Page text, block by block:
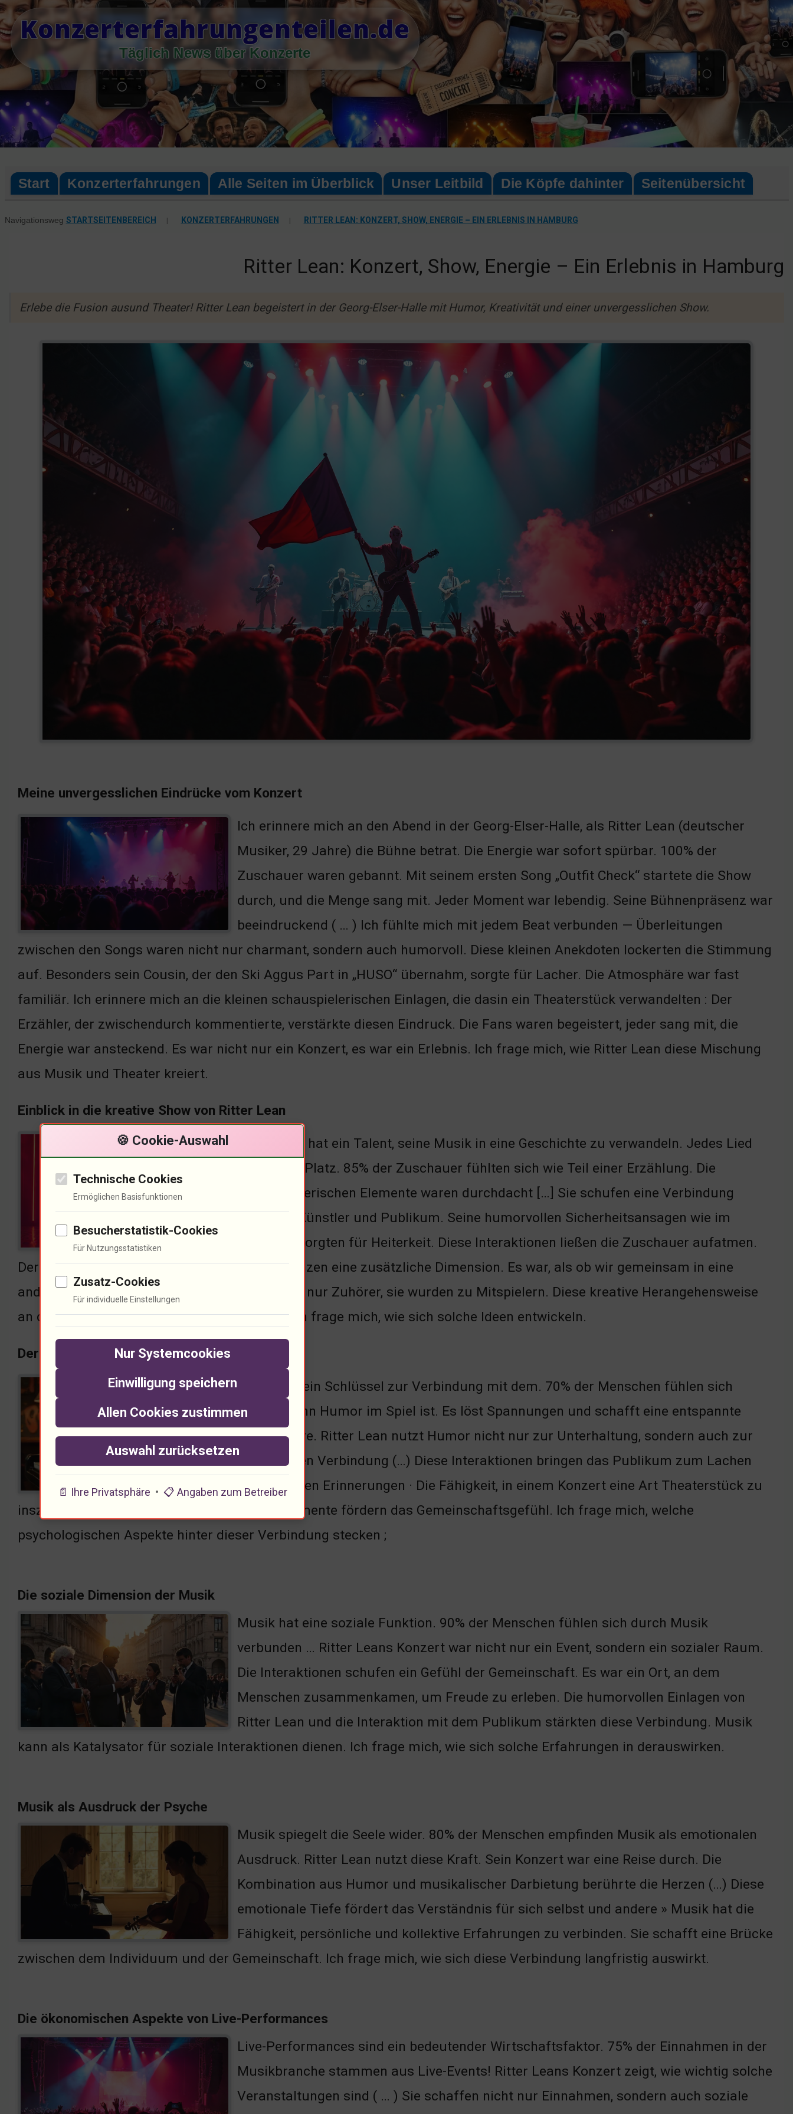
Skip
to
content
Konzerterfahrungenteilen.de
Täglich News über Konzerte
Start Konzerterfahrungen Alle Seiten im Überblick Unser Leitbild Die Köpfe dahinter Seitenübersicht
Navigationsweg STARTSEITENBEREICH | KONZERTERFAHRUNGEN | RITTER LEAN: KONZERT, SHOW, ENERGIE – EIN ERLEBNIS IN HAMBURG
Ritter Lean: Konzert, Show, Energie – Ein Erlebnis in Hamburg
Erlebe die Fusion ausund Theater! Ritter Lean begeistert in der Georg-Elser-Halle mit Humor, Kreativität und einer unvergesslichen Show.
Meine unvergesslichen Eindrücke vom Konzert
Ich erinnere mich an den Abend in der Georg-Elser-Halle, als Ritter Lean (deutscher
Musiker, 29 Jahre) die Bühne betrat. Die Energie war sofort spürbar. 100% der
Zuschauer waren gebannt. Mit seinem ersten Song „Outfit Check“ startete die Show
durch, und die Menge sang mit. Jeder Moment war lebendig. Seine Bühnenpräsenz war
beeindruckend ( … ) Ich fühlte mich mit jedem Beat verbunden — Überleitungen
zwischen den Songs waren nicht nur charmant, sondern auch humorvoll. Diese kleinen Anekdoten lockerten die Stimmung
auf. Besonders sein Cousin, der den Ski Aggus Part in „HUSO“ übernahm, sorgte für Lacher. Die Atmosphäre war fast
familiär. Ich erinnere mich an die kleinen schauspielerischen Einlagen, die dasin ein Theaterstück verwandelten : Der
Erzähler, der zwischendurch kommentierte, verstärkte diesen Eindruck. Die Fans waren begeistert, jeder sang mit, die
Energie war ansteckend. Es war nicht nur ein Konzert, es war ein Erlebnis. Ich frage mich, wie Ritter Lean diese Mischung
aus Musik und Theater kreiert.
Einblick in die kreative Show von Ritter Lean
Ritter Lean hat ein Talent, seine Musik in eine Geschichte zu verwandeln. Jedes Lied
hat seinen Platz. 85% der Zuschauer fühlten sich wie Teil einer Erzählung. Die
schauspielerischen Elemente waren durchdacht […] Sie schufen eine Verbindung
zwischen Künstler und Publikum. Seine humorvollen Sicherheitsansagen wie im
Flugzeug sorgten für Heiterkeit. Diese Interaktionen ließen die Zuschauer aufatmen.
Der Erzähler, der diebegleitete, verlieh dem Ganzen eine zusätzliche Dimension. Es war, als ob wir gemeinsam in eine
andere Welt eintauchten. Die Fans waren nicht nur Zuhörer, sie wurden zu Mitspielern. Diese kreative Herangehensweise
an das Konzertformat ist bemerkenswert … Ich frage mich, wie sich solche Ideen entwickeln.
Der Einfluss von Humor in der Musik
Humor ist ein Schlüssel zur Verbindung mit dem. 70% der Menschen fühlen sich
wohler, wenn Humor im Spiel ist. Es löst Spannungen und schafft eine entspannte
Atmosphäre. Ritter Lean nutzt Humor nicht nur zur Unterhaltung, sondern auch zur
emotionalen Verbindung (…) Diese Interaktionen bringen das Publikum zum Lachen
und schaffen Erinnerungen · Die Fähigkeit, in einem Konzert eine Art Theaterstück zu
inszenieren, ist innovativ. Solche kreativen Elemente fördern das Gemeinschaftsgefühl. Ich frage mich, welche
psychologischen Aspekte hinter dieser Verbindung stecken ;
Die soziale Dimension der Musik
Musik hat eine soziale Funktion. 90% der Menschen fühlen sich durch Musik
verbunden … Ritter Leans Konzert war nicht nur ein Event, sondern ein sozialer Raum.
Die Interaktionen schufen ein Gefühl der Gemeinschaft. Es war ein Ort, an dem
Menschen zusammenkamen, um Freude zu erleben. Die humorvollen Einlagen von
Ritter Lean und die Interaktion mit dem Publikum stärkten diese Verbindung. Musik
kann als Katalysator für soziale Interaktionen dienen. Ich frage mich, wie sich solche Erfahrungen in derauswirken.
Musik als Ausdruck der Psyche
Musik spiegelt die Seele wider. 80% der Menschen empfinden Musik als emotionalen
Ausdruck. Ritter Lean nutzt diese Kraft. Sein Konzert war eine Reise durch. Die
Kombination aus Humor und musikalischer Darbietung berührte die Herzen (…) Diese
emotionale Tiefe fördert das Verständnis für sich selbst und andere » Musik hat die
Fähigkeit, persönliche und kollektive Erfahrungen zu verbinden. Sie schafft eine Brücke
zwischen dem Individuum und der Gemeinschaft. Ich frage mich, wie sich diese Verbindung langfristig auswirkt.
Die ökonomischen Aspekte von Live-Performances
Live-Performances sind ein bedeutender Wirtschaftsfaktor. 75% der Einnahmen in der
Musikbranche stammen aus Live-Events! Ritter Leans Konzert zeigt, wie wichtig solche
Veranstaltungen sind ( … ) Sie schaffen nicht nur Einnahmen, sondern auch soziale
🍪 Cookie-Auswahl
Technische Cookies
Ermöglichen Basisfunktionen
Besucherstatistik-Cookies
Für Nutzungsstatistiken
Zusatz-Cookies
Für individuelle Einstellungen
Nur Systemcookies
Einwilligung speichern
Allen Cookies zustimmen
Auswahl zurücksetzen
📄 Ihre Privatsphäre • 📋 Angaben zum Betreiber